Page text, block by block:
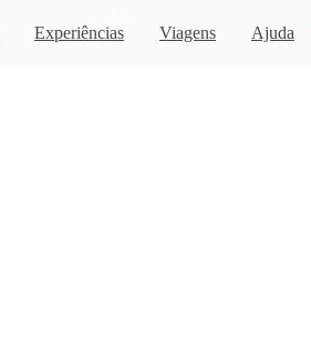
Experiências Viagens Ajuda